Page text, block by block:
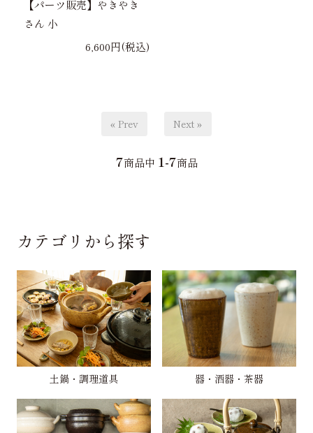
【パーツ販売】やきやき
さん 小
6,600円(税込)
« Prev Next »
7商品中 1-7商品
カテゴリから探す
土鍋・調理道具 器・酒器・茶器